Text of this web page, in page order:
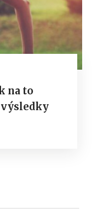
na to
výsledky